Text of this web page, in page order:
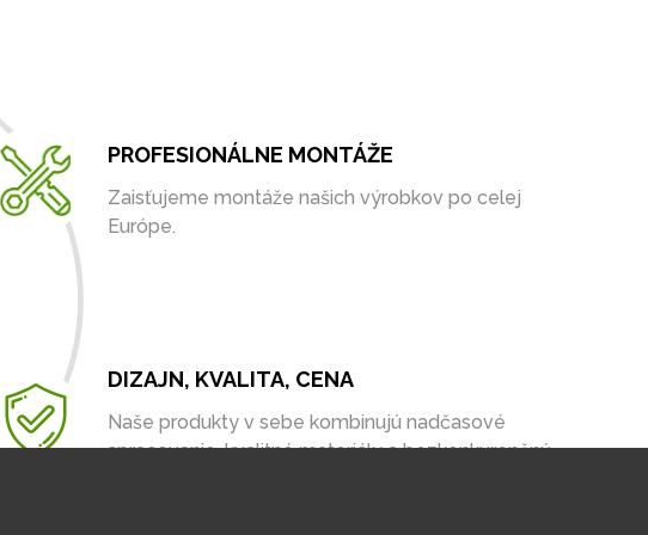
PROFESIONÁLNE MONTÁŽE
Zaisťujeme montáže našich výrobkov po celej
Európe.
DIZAJN, KVALITA, CENA
Naše produkty v sebe kombinujú nadčasové
spracovanie, kvalitné materiály a bezkonkurenčnú